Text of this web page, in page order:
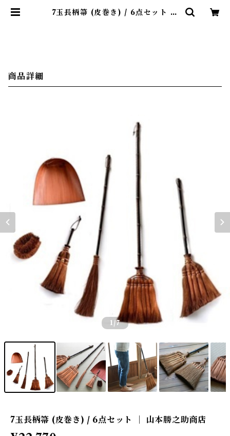
7玉長柄箒 (皮巻き) / 6点セット ｜
商品詳細
1 /7
7玉長柄箒 (皮巻き) / 6点セット ｜ 山本勝之助商店